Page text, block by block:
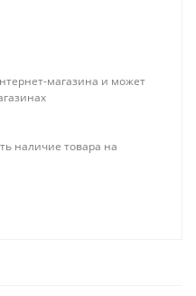
магазина и может
наличие товара на